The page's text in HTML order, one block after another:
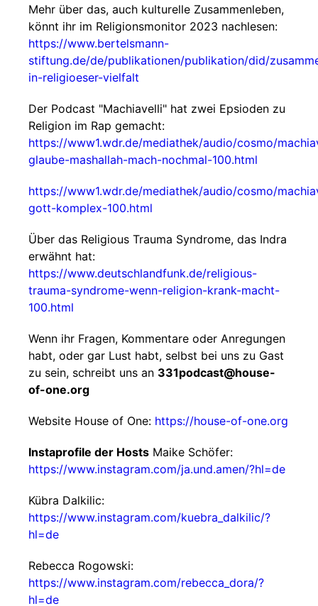
Mehr über das, auch kulturelle Zusammenleben,
könnt ihr im Religionsmonitor 2023 nachlesen:
https://www.bertelsmann-
stiftung.de/de/publikationen/publikation/did/
in-religioeser-vielfalt
Der Podcast "Machiavelli" hat zwei Epsioden zu
Religion im Rap gemacht:
https://www1.wdr.de/mediathek/audio/cosmo/
glaube-mashallah-mach-nochmal-100.html
https://www1.wdr.de/mediathek/audio/cosmo/
gott-komplex-100.html
Über das Religious Trauma Syndrome, das Indra
erwähnt hat:
https://www.deutschlandfunk.de/religious-
trauma-syndrome-wenn-religion-krank-macht-
100.html
Wenn ihr Fragen, Kommentare oder Anregungen
habt, oder gar Lust habt, selbst bei uns zu Gast
zu sein, schreibt uns an 331podcast@house-
of-one.org
Website House of One: https://house-of-one.org
Instaprofile der Hosts Maike Schöfer:
https://www.instagram.com/ja.und.amen/?hl=de
Kübra Dalkilic:
https://www.instagram.com/kuebra_dalkilic/?
hl=de
Rebecca Rogowski:
https://www.instagram.com/rebecca_dora/?
hl=de